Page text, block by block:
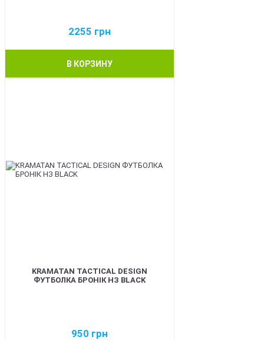
2255 грн
В КОРЗИНУ
KRAMATAN TACTICAL DESIGN
ФУТБОЛКА БРОНІК НЗ BLACK
950 грн